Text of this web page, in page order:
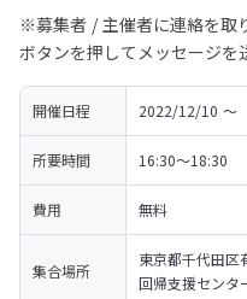
※募集者 / 主催者に連絡を取
ボタンを押してメッセージを
開催日程 2022/12/10 〜
所要時間 16:30～18:30
費用 無料
集合場所
東京都千代田区
回帰支援センタ